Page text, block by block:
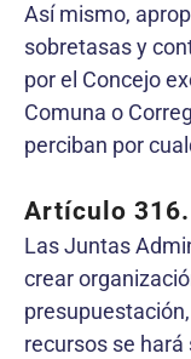
Así mismo,
sobretasas y
por el Concejo
Comuna o
perciban por
Artículo 316.
Las Juntas
crear
recursos se